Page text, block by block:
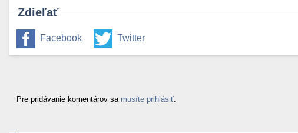
Zdieľať
Facebook Twitter
Pre pridávanie komentárov sa musíte prihlásiť